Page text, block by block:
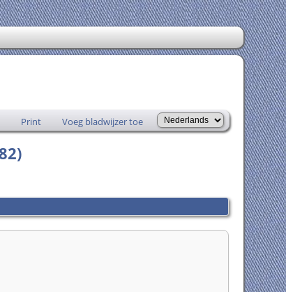
Print Voeg bladwijzer toe